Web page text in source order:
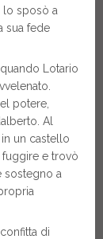
lo sposò a
sua fede
Lotario
potere,
Al
un castello
fuggire e trovò
sostegno a
di